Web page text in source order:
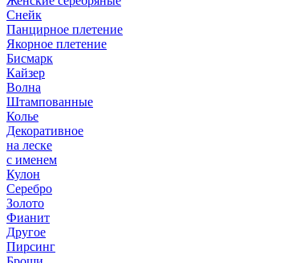
Снейк
Панцирное плетение
Якорное плетение
Бисмарк
Кайзер
Волна
Штампованные
Колье
Декоративное
на леске
с именем
Кулон
Серебро
Золото
Фианит
Другое
Пирсинг